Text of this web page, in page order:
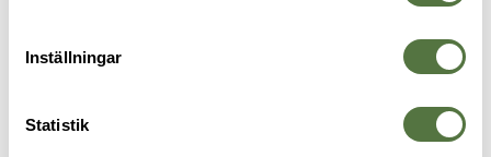
Inställningar
Statistik